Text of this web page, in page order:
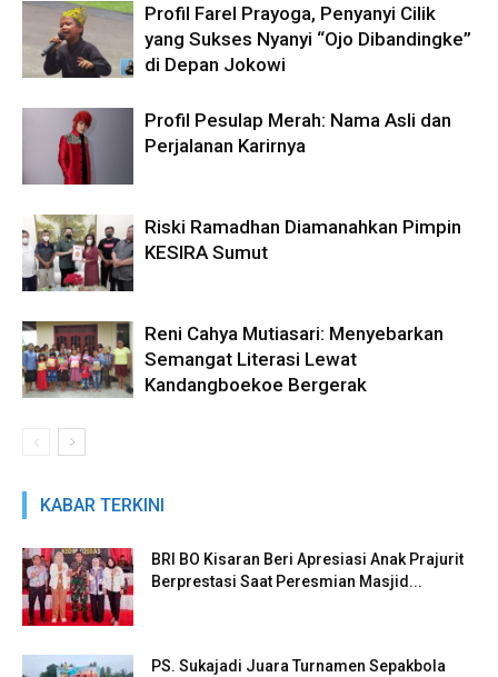
Profil Farel Prayoga, Penyanyi Cilik
yang Sukses Nyanyi “Ojo Dibandingke”
di Depan Jokowi
Profil Pesulap Merah: Nama Asli dan
Perjalanan Karirnya
Riski Ramadhan Diamanahkan Pimpin
KESIRA Sumut
Reni Cahya Mutiasari: Menyebarkan
Semangat Literasi Lewat
Kandangboekoe Bergerak
KABAR TERKINI
BRI BO Kisaran Beri Apresiasi Anak Prajurit
Berprestasi Saat Peresmian Masjid...
PS. Sukajadi Juara Turnamen Sepakbola